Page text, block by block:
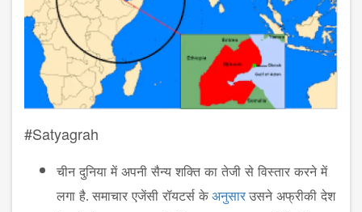
#Satyagrah
चीन दुनिया में अपनी सैन्य शक्ति का तेजी से विस्तार करने में
लगा है. समाचार एजेंसी रॉयटर्स के अनुसार उसने अफ्रीकी देश